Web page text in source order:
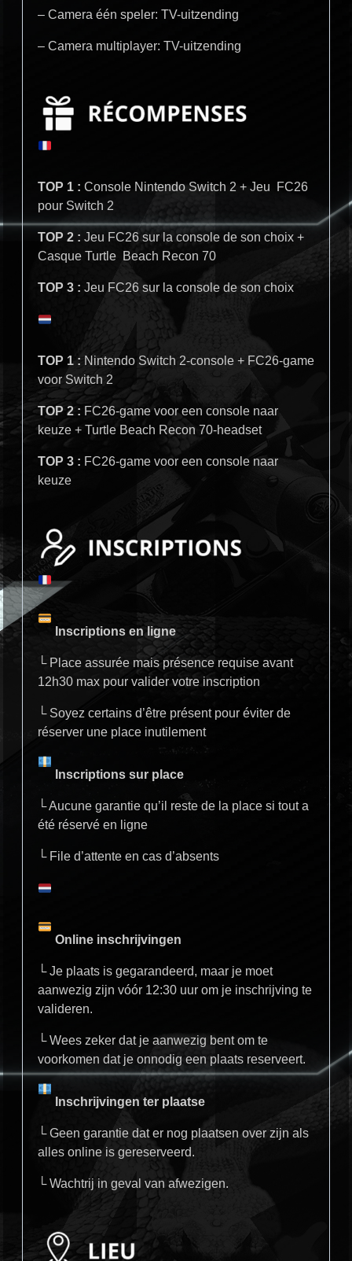
– Camera één speler: TV-uitzending
– Camera multiplayer: TV-uitzending
TOP 1 : Console Nintendo Switch 2 + Jeu FC26
pour Switch 2
TOP 2 : Jeu FC26 sur la console de son choix +
Casque Turtle Beach Recon 70
TOP 3 : Jeu FC26 sur la console de son choix
TOP 1 : Nintendo Switch 2-console + FC26-game
voor Switch 2
TOP 2 : FC26-game voor een console naar
keuze + Turtle Beach Recon 70-headset
TOP 3 : FC26-game voor een console naar
keuze
Inscriptions en ligne
└ Place assurée mais présence requise avant
12h30 max pour valider votre inscription
└ Soyez certains d’être présent pour éviter de
réserver une place inutilement
Inscriptions sur place
└ Aucune garantie qu’il reste de la place si tout a
été réservé en ligne
└ File d’attente en cas d’absents
Online inschrijvingen
└ Je plaats is gegarandeerd, maar je moet
aanwezig zijn vóór 12:30 uur om je inschrijving te
valideren.
└ Wees zeker dat je aanwezig bent om te
voorkomen dat je onnodig een plaats reserveert.
Inschrijvingen ter plaatse
└ Geen garantie dat er nog plaatsen over zijn als
alles online is gereserveerd.
└ Wachtrij in geval van afwezigen.